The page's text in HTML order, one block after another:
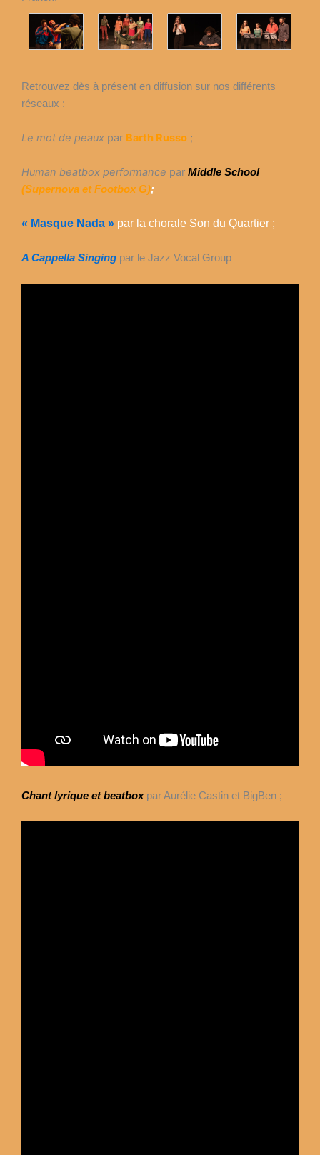
Retrouvez dès à présent en diffusion sur nos différents
réseaux :
Le mot de peaux par Barth Russo ;
Human beatbox performance par Middle School
(Supernova et Footbox G);
« Masque Nada » par la chorale Son du Quartier ;
A Cappella Singing par le Jazz Vocal Group
Chant lyrique et beatbox par Aurélie Castin et BigBen ;